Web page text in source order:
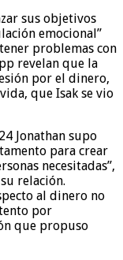
sus objetivos
emocional”
problemas con
revelan que la
por el dinero,
que Isak se vio
Jonathan supo
para crear
necesitadas”,
relación.
al dinero no
por
que propuso